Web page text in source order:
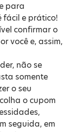
para
fácil e prático!
confirmar o
você e, assim,
não se
somente
o seu
o cupom
seguida, em